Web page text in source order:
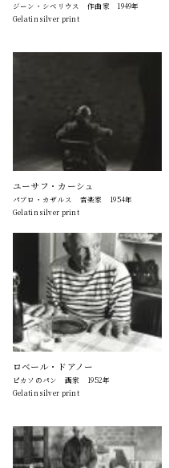
ジーン・シベリウス 作曲家 1949年
Gelatin silver print
ユーサフ・カーシュ
パブロ・カザルス 音楽家 1954年
Gelatin silver print
ロベール・ドアノー
ピカソのパン 画家 1952年
Gelatin silver print